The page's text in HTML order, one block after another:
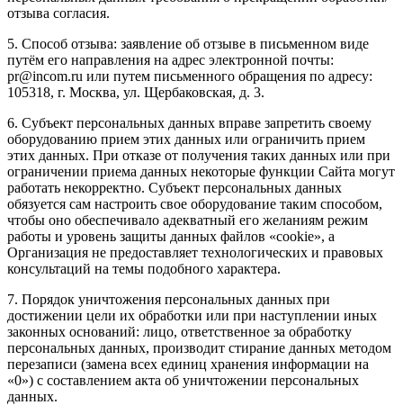
отзыва согласия.
5. Способ отзыва: заявление об отзыве в письменном виде
путём его направления на адрес электронной почты:
pr@incom.ru или путем письменного обращения по адресу:
105318, г. Москва, ул. Щербаковская, д. 3.
6. Субъект персональных данных вправе запретить своему
оборудованию прием этих данных или ограничить прием
этих данных. При отказе от получения таких данных или при
ограничении приема данных некоторые функции Сайта могут
работать некорректно. Субъект персональных данных
обязуется сам настроить свое оборудование таким способом,
чтобы оно обеспечивало адекватный его желаниям режим
работы и уровень защиты данных файлов «cookie», а
Организация не предоставляет технологических и правовых
консультаций на темы подобного характера.
7. Порядок уничтожения персональных данных при
достижении цели их обработки или при наступлении иных
законных оснований: лицо, ответственное за обработку
персональных данных, производит стирание данных методом
перезаписи (замена всех единиц хранения информации на
«0») с составлением акта об уничтожении персональных
данных.